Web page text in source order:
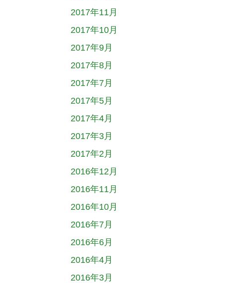
2017年11月
2017年10月
2017年9月
2017年8月
2017年7月
2017年5月
2017年4月
2017年3月
2017年2月
2016年12月
2016年11月
2016年10月
2016年7月
2016年6月
2016年4月
2016年3月